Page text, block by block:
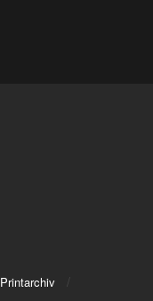
Printarchiv